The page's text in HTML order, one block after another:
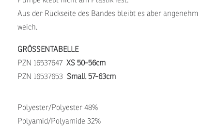
Aus der Rückseite des Bandes bleibt es aber angenehm
weich.
GRÖSSENTABELLE
PZN 16537647 XS 50-56cm
PZN 16537653 Small 57-63cm
Polyester/Polyester 48%
Polyamid/Polyamide 32%